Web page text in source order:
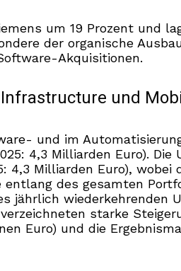
um 19 Prozent und
der organische
Akquisitionen.
und
und im
4,3 Milliarden Euro).
Milliarden Euro),
des gesamten
wiederkehrenden
starke
Euro) und die